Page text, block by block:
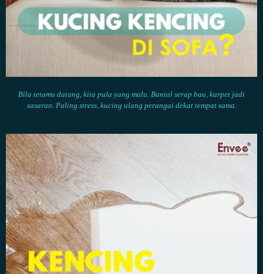
Bila tetamu datang, kita pula yang malu. Bantal serap bau, karpet jadi
sasaran. Paling stress, kucing ulang perangai dekat tempat sama.